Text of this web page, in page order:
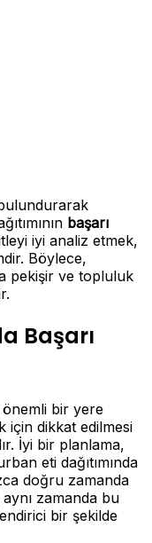
başarı
iyi analiz etmek,
Böylece,
pekişir ve topluluk
Başarı
önemli bir yere
için dikkat edilmesi
İyi bir planlama,
eti dağıtımında
doğru zamanda
zamanda bu
bir şekilde